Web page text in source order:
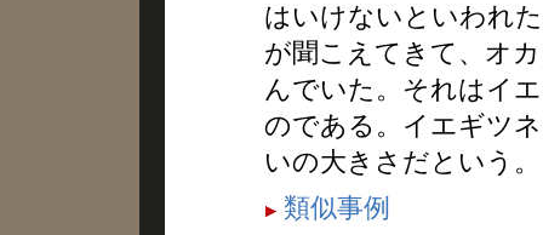
はいけないといわれ
が聞こえてきて、オ
んでいた。それはイ
のである。イエギツ
いの大きさだという。
類似事例